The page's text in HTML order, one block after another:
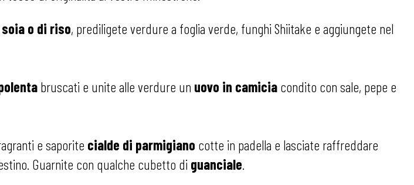
o di riso, prediligete verdure a foglia verde, funghi Shiitake e aggiungete nel
bruscati e unite alle verdure un uovo in camicia condito con sale, pepe e
e saporite cialde di parmigiano cotte in padella e lasciate raffreddare
Guarnite con qualche cubetto di guanciale.